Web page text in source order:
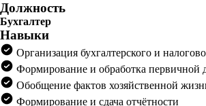
Должность
Бухгалтер
Навыки
Организация бухгалтерского и
Формирование и обработка первичной
Обобщение фактов хозяйственной
Формирование и сдача отчётности